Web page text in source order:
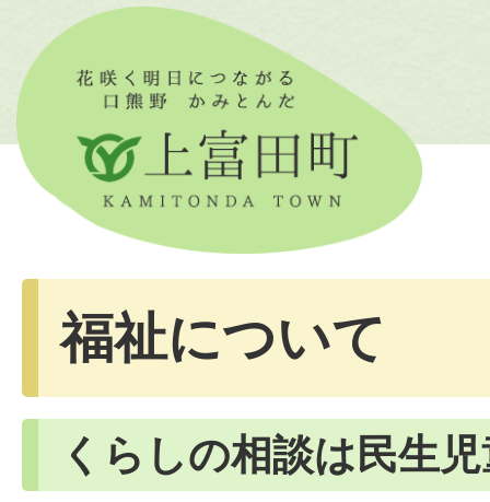
福祉について
くらしの相談は民生